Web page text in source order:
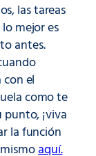
las tareas
mejor es
antes.
el
como te
¡viva
la función
aquí.